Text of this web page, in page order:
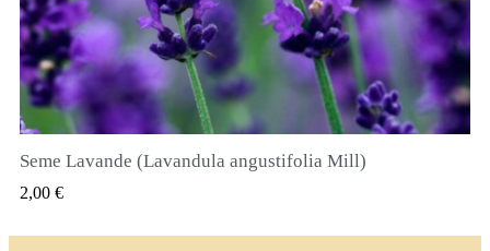
QUICK VIEW
Seme Lavande (Lavandula angustifolia Mill)
2,00 €